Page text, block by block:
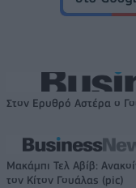
Στον Ερυθρό Αστέρα ο
Μακάμπι Τελ Αβίβ:
τον Κίτον Γουάλας (pic)